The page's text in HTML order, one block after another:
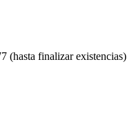
(hasta finalizar existencias)